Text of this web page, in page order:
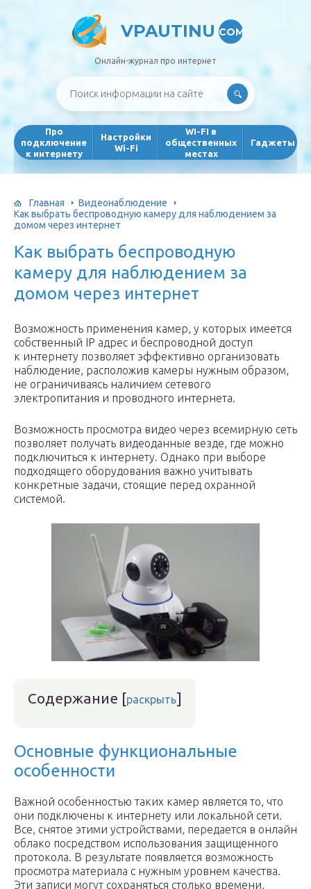
VPAUTINU COM
Онлайн-журнал про интернет
Про
подключение
к интернету
Настройки
Wi-Fi
WI-FI в
общественных
местах
Гаджеты
Главная
Видеонаблюдение
Как выбрать беспроводную камеру для наблюдением за
домом через интернет
Как выбрать беспроводную
камеру для наблюдением за
домом через интернет
Возможность применения камер, у которых имеется
собственный IP адрес и беспроводной доступ
к интернету позволяет эффективно организовать
наблюдение, расположив камеры нужным образом,
не ограничиваясь наличием сетевого
электропитания и проводного интернета.
Возможность просмотра видео через всемирную сеть
позволяет получать видеоданные везде, где можно
подключиться к интернету. Однако при выборе
подходящего оборудования важно учитывать
конкретные задачи, стоящие перед охранной
системой.
Содержание [раскрыть]
Основные функциональные
особенности
Важной особенностью таких камер является то, что
они подключены к интернету или локальной сети.
Все, снятое этими устройствами, передается в онлайн
облако посредством использования защищенного
протокола. В результате появляется возможность
просмотра материала с нужным уровнем качества.
Эти записи могут сохраняться столько времени,